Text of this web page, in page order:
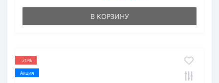
В КОРЗИНУ
-20%
Акция